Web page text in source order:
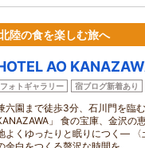
陸の食を楽しむ旅へ
AO
フォトギャラリー 宿ブログ新着あり
六園まで徒歩3分、石川門を臨
」 食の宝庫、金沢の
よくゆったりと眠りにつく― 〈